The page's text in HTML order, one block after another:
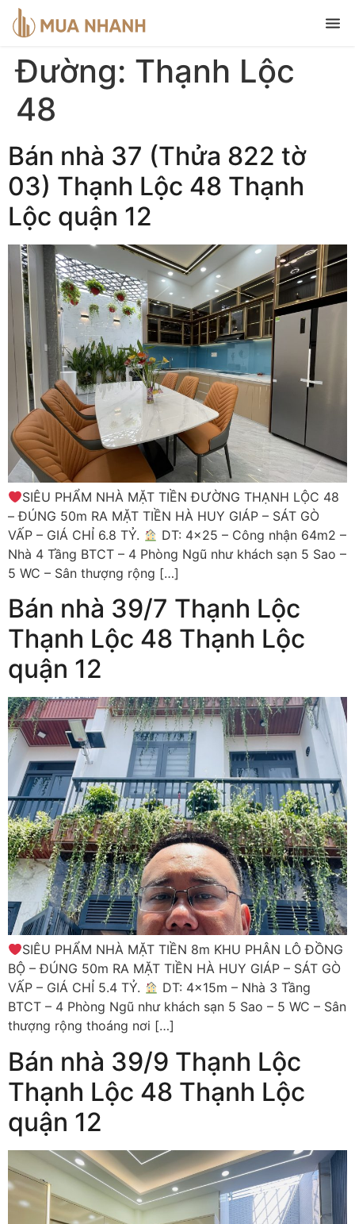
Đường: Thạnh Lộc
48
Bán nhà 37 (Thửa 822 tờ
03) Thạnh Lộc 48 Thạnh
Lộc quận 12
SIÊU PHẨM NHÀ MẶT TIỀN ĐƯỜNG THẠNH LỘC 48
– ĐÚNG 50m RA MẶT TIỀN HÀ HUY GIÁP – SÁT GÒ
VẤP – GIÁ CHỈ 6.8 TỶ.
DT: 4×25 – Công nhận 64m2 –
Nhà 4 Tầng BTCT – 4 Phòng Ngũ như khách sạn 5 Sao –
5 WC – Sân thượng rộng […]
Bán nhà 39/7 Thạnh Lộc
Thạnh Lộc 48 Thạnh Lộc
quận 12
SIÊU PHẨM NHÀ MẶT TIỀN 8m KHU PHÂN LÔ ĐỒNG
BỘ – ĐÚNG 50m RA MẶT TIỀN HÀ HUY GIÁP – SÁT GÒ
VẤP – GIÁ CHỈ 5.4 TỶ.
DT: 4x15m – Nhà 3 Tầng
BTCT – 4 Phòng Ngũ như khách sạn 5 Sao – 5 WC – Sân
thượng rộng thoáng nơi […]
Bán nhà 39/9 Thạnh Lộc
Thạnh Lộc 48 Thạnh Lộc
quận 12